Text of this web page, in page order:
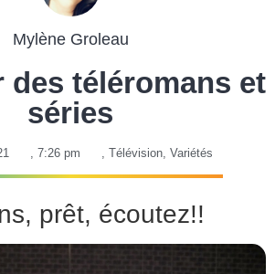
Mylène Groleau
des téléromans et
séries
, 7:26 pm , Télévision, Variétés
prêt, écoutez!!